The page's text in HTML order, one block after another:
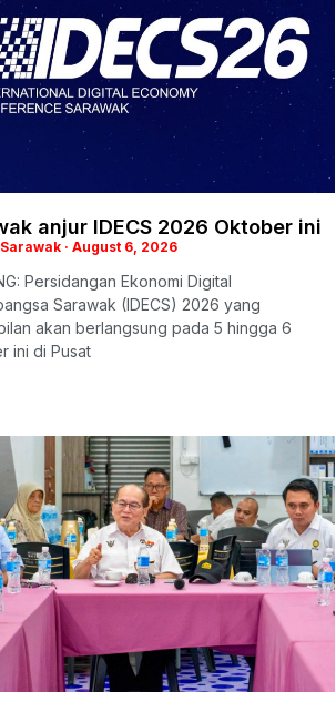
anjur IDECS 2026 Oktober ini
August 6, 2026
Persidangan Ekonomi Digital
Sarawak (IDECS) 2026 yang
akan berlangsung pada 5 hingga 6
ini di Pusat